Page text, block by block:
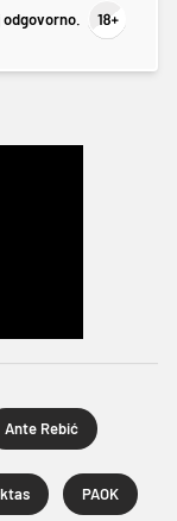
Ante Rebić
PAOK